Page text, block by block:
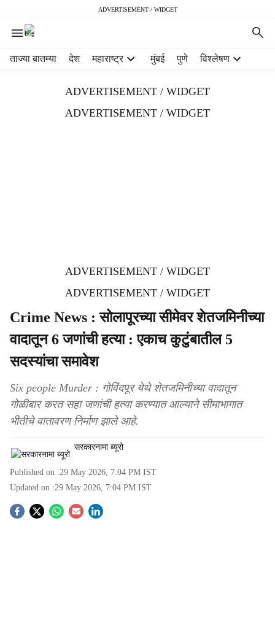
ADVERTISEMENT / WIDGET
ताज्या बातम्या देश महाराष्ट्र मुंबई पुणे विश्लेषण
ADVERTISEMENT / WIDGET
ADVERTISEMENT / WIDGET
ADVERTISEMENT / WIDGET
ADVERTISEMENT / WIDGET
Crime News : सोलापूरच्या सीमेवर शेतजमिनीच्या
वादातून 6 जणांची हत्या : एकाच कुटुंबातील 5
सदस्यांचा समावेश
Six people Murder : गोविंदपूर येथे शेतजमिनीच्या वादातून
गोळीबार करत सहा जणांची हत्या करण्यात आल्याने सीमाभागात
भीतीचे वातावरण निर्माण झाले आहे.
सरकारनामा ब्यूरो
Published on :29 May 2026, 7:04 PM IST
Updated on :29 May 2026, 7:04 PM IST
S